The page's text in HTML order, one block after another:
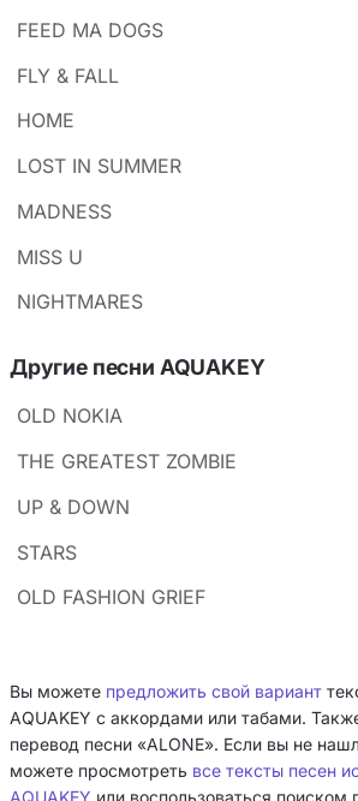
альбома «Духлесс3». Настроение
циничная тоска, где наркотики и
FEED MA DOGS
FLY & FALL
HOME
LOST IN SUMMER
MADNESS
MISS U
NIGHTMARES
Другие песни AQUAKEY
OLD NOKIA
THE GREATEST ZOMBIE
UP & DOWN
STARS
OLD FASHION GRIEF
Вы можете предложить свой вариант
AQUAKEY с аккордами или табами.
перевод песни «ALONE». Если вы не
можете просмотреть все тексты песен
AQUAKEY или воспользоваться поиском